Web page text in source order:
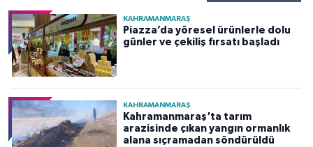
KAHRAMANMARAŞ
Piazza’da yöresel ürünlerle dolu
günler ve çekiliş fırsatı başladı
KAHRAMANMARAŞ
Kahramanmaraş'ta tarım
arazisinde çıkan yangın ormanlık
alana sıçramadan söndürüldü